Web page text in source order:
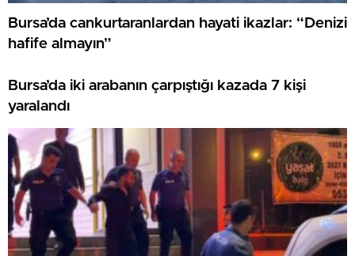
Bursa’da cankurtaranlardan hayati ikazlar: “Denizi
hafife almayın”
Bursa’da iki arabanın çarpıştığı kazada 7 kişi
yaralandı